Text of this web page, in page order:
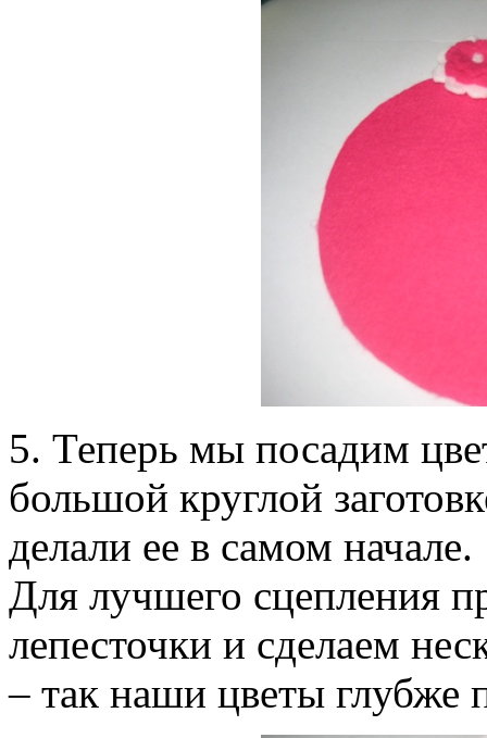
5. Теперь мы посадим
большой круглой
делали ее в самом начале.
Для лучшего сцепления
лепесточки и сделаем
– так наши цветы глубже